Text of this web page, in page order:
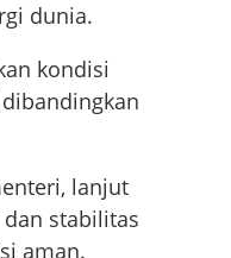
dunia.
kondisi
lanjut
stabilitas
aman.